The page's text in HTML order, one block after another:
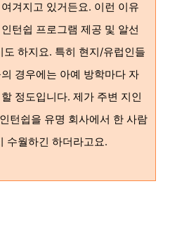
겨지고 있거든요. 이런 이유
턴쉽 프로그램 제공 및 알선
도 하지요. 특히 현지/유럽인들
경우에는 아예 방학마다 자
정도입니다. 제가 주변 지인
턴쉽을 유명 회사에서 한 사람
수월하긴 하더라고요.